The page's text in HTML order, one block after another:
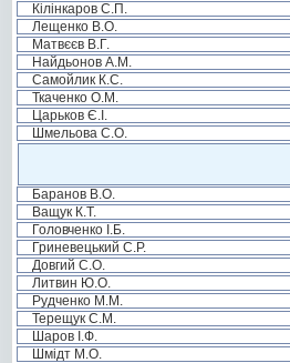
Кілінкаров С.П.
Лещенко В.О.
Матвєєв В.Г.
Найдьонов А.М.
Самойлик К.С.
Ткаченко О.М.
Царьков Є.І.
Шмельова С.О.
Баранов В.О.
Ващук К.Т.
Головченко І.Б.
Гриневецький С.Р.
Довгий С.О.
Литвин Ю.О.
Рудченко М.М.
Терещук С.М.
Шаров І.Ф.
Шмідт М.О.